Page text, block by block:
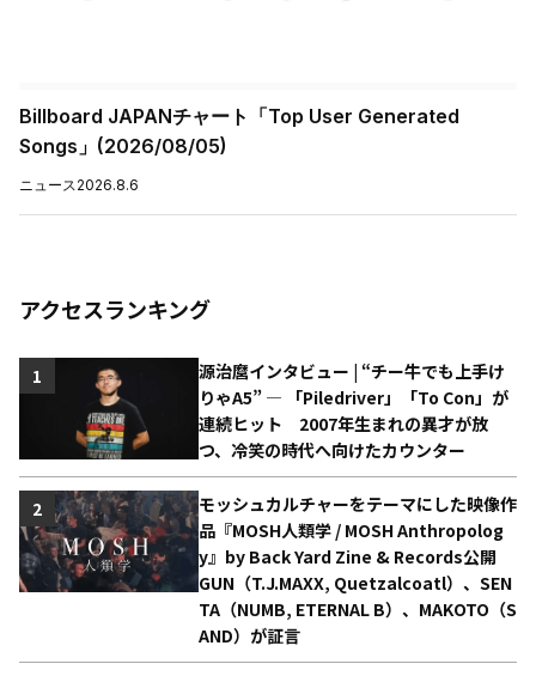
Billboard JAPANチャート「Top User Generated
Songs」(2026/08/05)
ニュース 2026.8.6
アクセスランキング
源治麿インタビュー | “チー牛でも上手け
りゃA5” ― 「Piledriver」「To Con」が
連続ヒット 2007年生まれの異才が放
つ、冷笑の時代へ向けたカウンター
1
モッシュカルチャーをテーマにした映像作
品『MOSH人類学 / MOSH Anthropolog
y』by Back Yard Zine & Records公開
GUN（T.J.MAXX, Quetzalcoatl）、SEN
TA（NUMB, ETERNAL B）、MAKOTO（S
AND）が証言
2